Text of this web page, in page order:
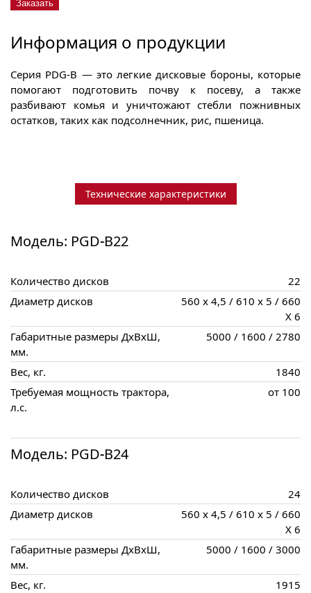
Harrow)
PGD-
/
24
/
28
Заказать
Информация о продукции
Серия PDG-B — это легкие дисковые бороны, которые
помогают подготовить почву к посеву, а также
разбивают комья и уничтожают стебли пожнивных
остатков, таких как подсолнечник, рис, пшеница.
Технические характеристики
Модель: PGD-B22
Количество дисков
22
Диаметр дисков
560 x 4,5 / 610 x 5 / 660
X 6
Габаритные размеры ДxВxШ,
мм.
5000 / 1600 / 2780
Вес, кг.
1840
Требуемая мощность трактора,
л.с.
от 100
Модель: PGD-B24
Количество дисков
24
Диаметр дисков
560 x 4,5 / 610 x 5 / 660
X 6
Габаритные размеры ДxВxШ,
мм.
5000 / 1600 / 3000
Вес, кг.
1915